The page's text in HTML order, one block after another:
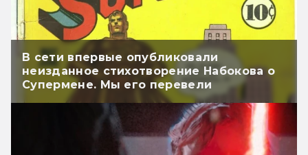
В сети впервые опубликовали
неизданное стихотворение Набокова о
Супермене. Мы его перевели